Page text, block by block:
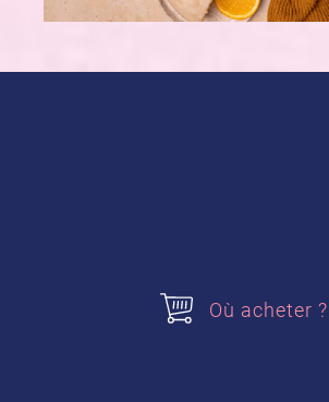
100g de sucre glaceOù acheter ?